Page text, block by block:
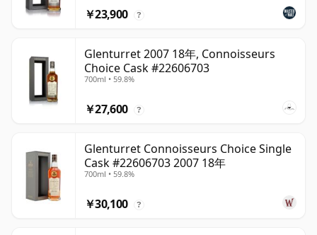
￥23,900 ?
Glenturret 2007 18年, Connoisseurs
Choice Cask #22606703
700ml • 59.8%
￥27,600 ?
Glenturret Connoisseurs Choice Single
Cask #22606703 2007 18年
700ml • 59.8%
￥30,100 ?